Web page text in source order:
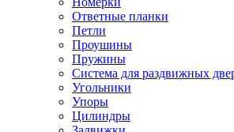
Ответные планки
Петли
Проушины
Пружины
Система для раздвижных
Угольники
Упоры
Цилиндры